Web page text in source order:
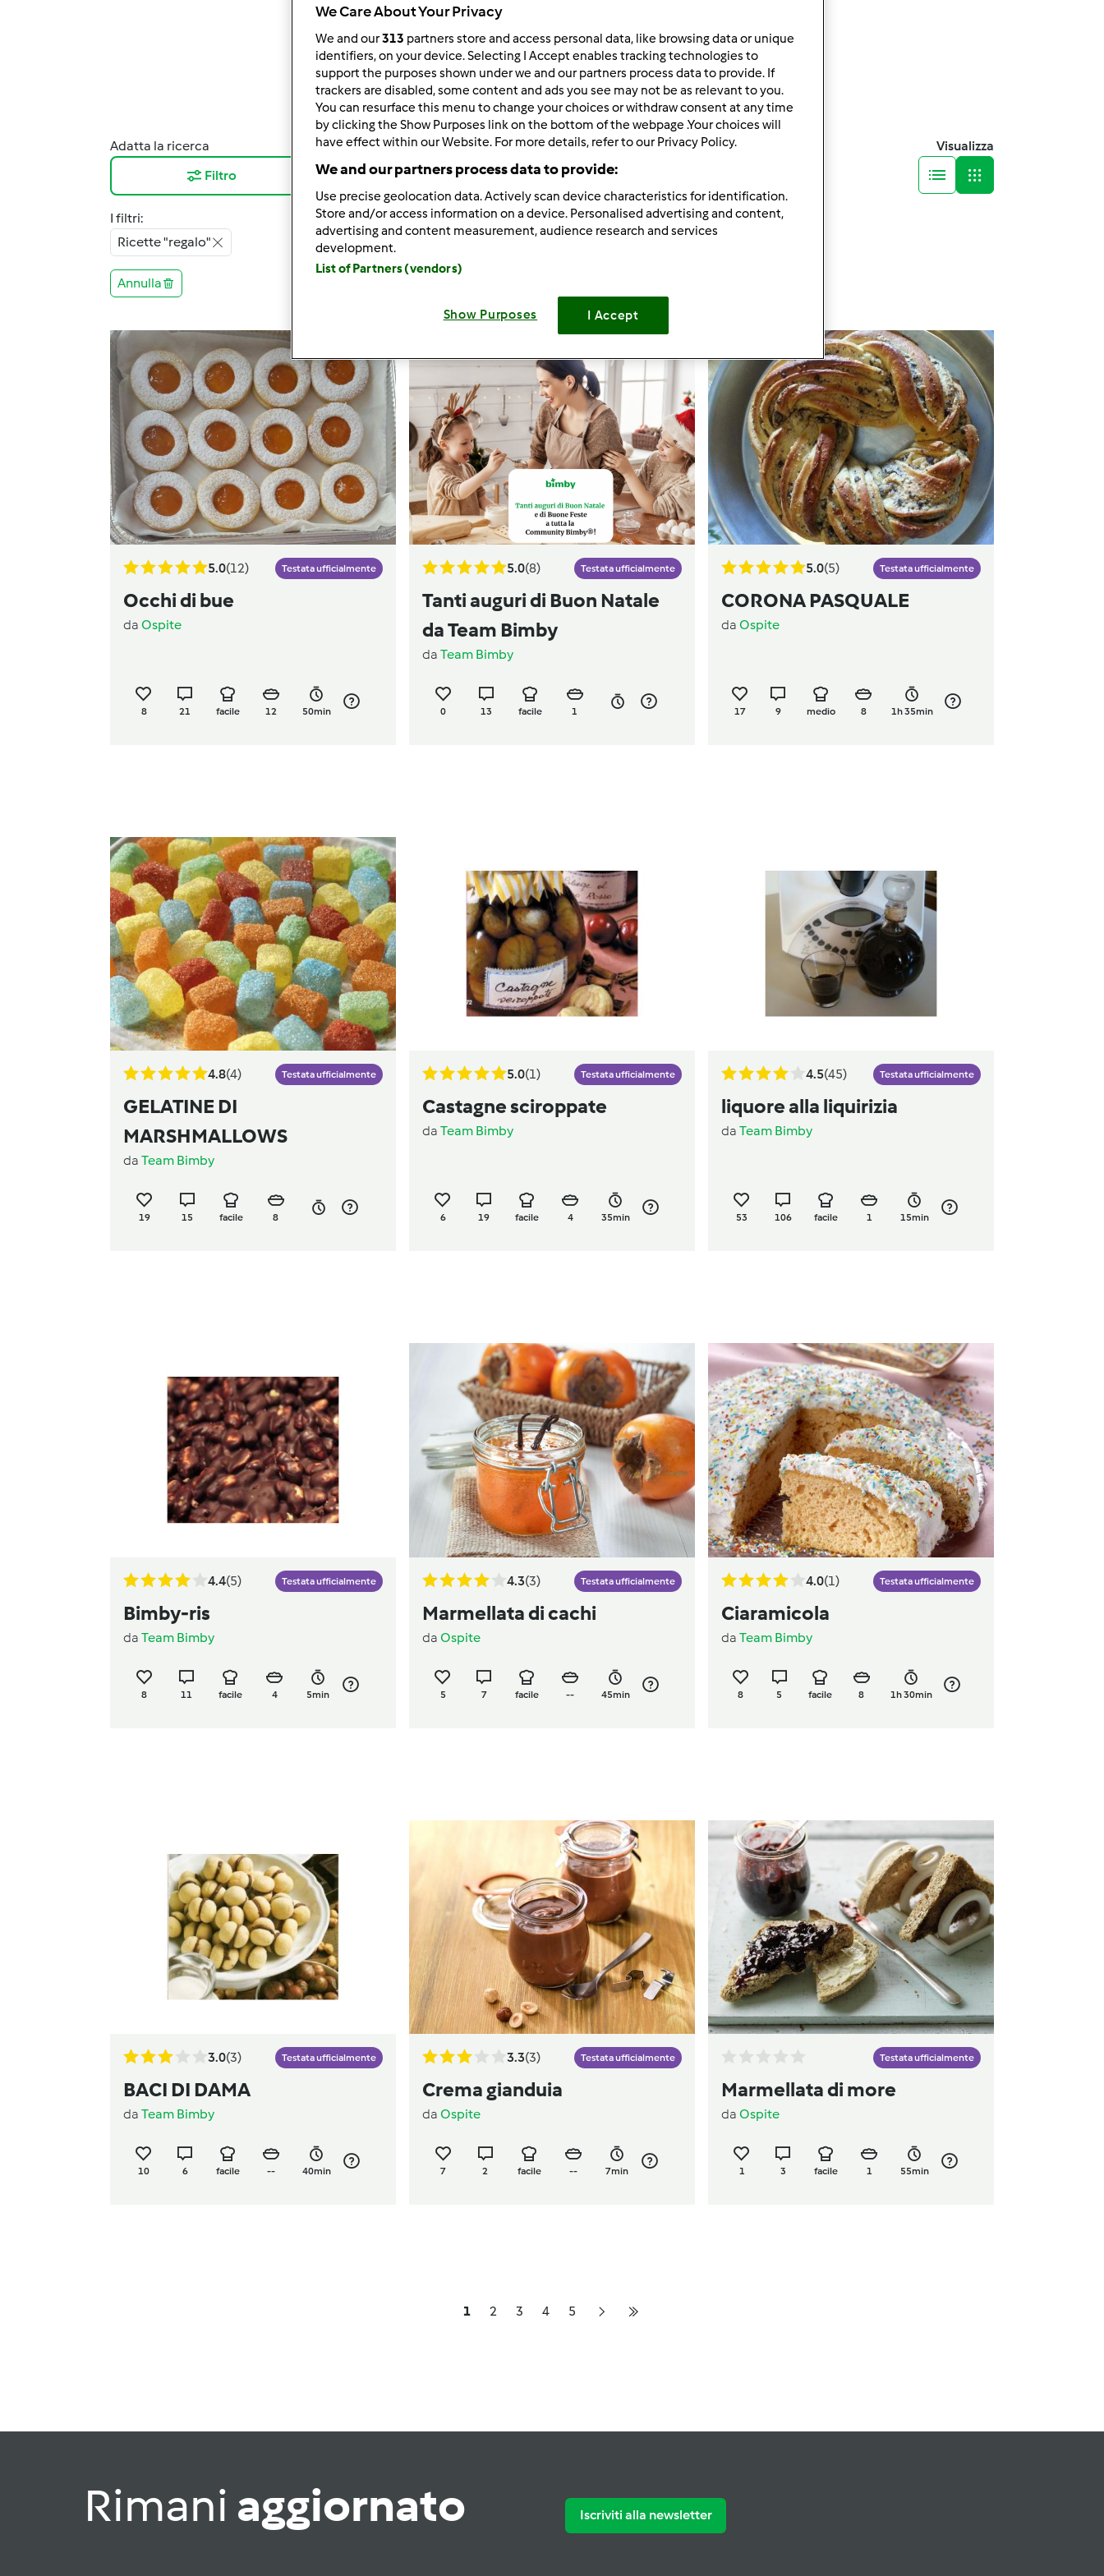
1.345Risultati
Adatta la ricerca
Filtro
Risultati per pagina:
12
Ordina per:
Predefinito
Visualizza
I filtri:
Ricette "regalo"
Annulla
5.0(12) Testata ufficialmente
Occhi di bue
da Ospite
8 21 facile 12 50min
5.0(8) Testata ufficialmente
Tanti auguri di Buon Natale
da Team Bimby
da Team Bimby
0 13 facile 1
5.0(5) Testata ufficialmente
CORONA PASQUALE
da Ospite
17 9 medio 8 1h 35min
4.8(4) Testata ufficialmente
GELATINE DI
MARSHMALLOWS
da Team Bimby
19 15 facile 8
5.0(1) Testata ufficialmente
Castagne sciroppate
da Team Bimby
6 19 facile 4 35min
4.5(45) Testata ufficialmente
liquore alla liquirizia
da Team Bimby
53 106 facile 1 15min
4.4(5) Testata ufficialmente
Bimby-ris
da Team Bimby
8 11 facile 4 5min
4.3(3) Testata ufficialmente
Marmellata di cachi
da Ospite
5 7 facile -- 45min
4.0(1) Testata ufficialmente
Ciaramicola
da Team Bimby
8 5 facile 8 1h 30min
3.0(3) Testata ufficialmente
BACI DI DAMA
da Team Bimby
10 6 facile -- 40min
3.3(3) Testata ufficialmente
Crema gianduia
da Ospite
7 2 facile -- 7min
Testata ufficialmente
Marmellata di more
da Ospite
1 3 facile 1 55min
1 2 3 4 5
Rimani aggiornato Iscriviti alla newsletter
We Care About Your Privacy
We and our313 partners store and access personal data, like browsing data or unique
identifiers, on your device. Selecting I Accept enables tracking technologies to
support the purposes shown under we and our partners process data to provide. If
trackers are disabled, some content and ads you see may not be as relevant to you.
You can resurface this menu to change your choices or withdraw consent at any time
by clicking the Show Purposes link on the bottom of the webpage .Your choices will
have effect within our Website. For more details, refer to our Privacy Policy.
We and our partners process data to provide:
Use precise geolocation data. Actively scan device characteristics for identification.
Store and/or access information on a device. Personalised advertising and content,
advertising and content measurement, audience research and services
development.
List of Partners (vendors)
Show Purposes I Accept